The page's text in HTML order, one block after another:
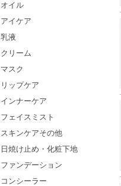
オイル
アイケア
乳液
クリーム
マスク
リップケア
インナーケア
フェイスミスト
スキンケアその他
日焼け止め・化粧下地
ファンデーション
コンシーラー